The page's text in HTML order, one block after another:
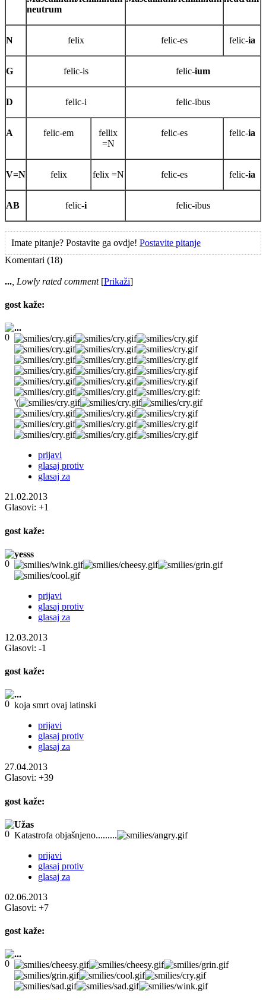
neutrum
N felix felic-es felic-ia
G felic-is felic-ium
D felic-i felic-ibus
A felic-em
fellix
=N
felic-es felic-ia
V=N felix felix =N felic-es felic-ia
AB felic-i felic-ibus
Imate pitanje? Postavite ga ovdje! Postavite pitanje
Komentari (18)
... , Lowly rated comment[Prikaži]
gost kaže:
...
:
'(
prijavi
glasaj protiv
glasaj za
21.02.2013
Glasovi: +1
gost kaže:
yesss
prijavi
glasaj protiv
glasaj za
12.03.2013
Glasovi: -1
gost kaže:
...
koja smrt ovaj latinski
prijavi
glasaj protiv
glasaj za
27.04.2013
Glasovi: +39
gost kaže:
Užas
Katastrofa objašnjeno.........
prijavi
glasaj protiv
glasaj za
02.06.2013
Glasovi: +7
gost kaže:
...